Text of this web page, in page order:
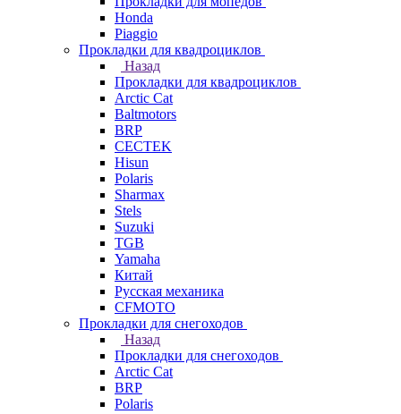
Honda
Piaggio
Прокладки для квадроциклов
Назад
Прокладки для квадроциклов
Arctic Cat
Baltmotors
BRP
CECTEK
Hisun
Polaris
Sharmax
Stels
Suzuki
TGB
Yamaha
Китай
Русская механика
СFMOTO
Прокладки для снегоходов
Назад
Прокладки для снегоходов
Arctic Cat
BRP
Polaris